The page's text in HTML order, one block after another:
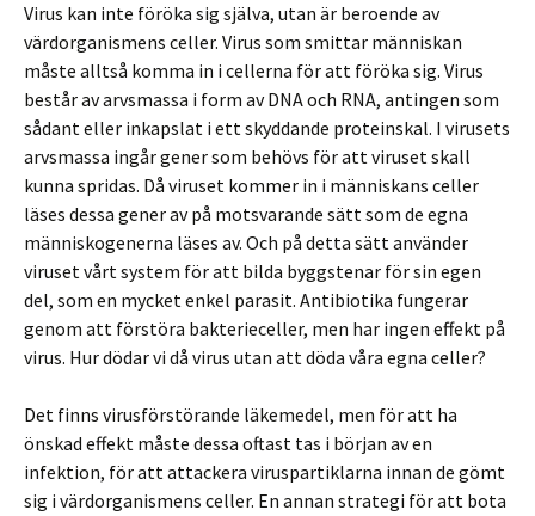
Virus kan inte föröka sig själva, utan är beroende av
värdorganismens celler. Virus som smittar människan
måste alltså komma in i cellerna för att föröka sig. Virus
består av arvsmassa i form av DNA och RNA, antingen som
sådant eller inkapslat i ett skyddande proteinskal. I virusets
arvsmassa ingår gener som behövs för att viruset skall
kunna spridas. Då viruset kommer in i människans celler
läses dessa gener av på motsvarande sätt som de egna
människogenerna läses av. Och på detta sätt använder
viruset vårt system för att bilda byggstenar för sin egen
del, som en mycket enkel parasit. Antibiotika fungerar
genom att förstöra bakterieceller, men har ingen effekt på
virus. Hur dödar vi då virus utan att döda våra egna celler?
Det finns virusförstörande läkemedel, men för att ha
önskad effekt måste dessa oftast tas i början av en
infektion, för att attackera viruspartiklarna innan de gömt
sig i värdorganismens celler. En annan strategi för att bota